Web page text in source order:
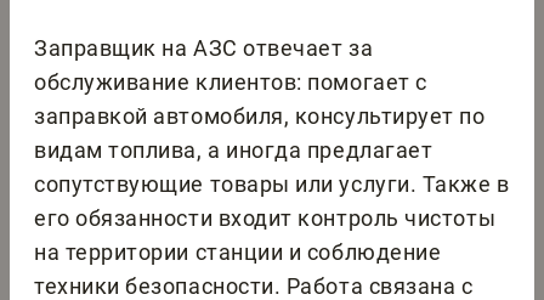
Заправщик на АЗС отвечает за
обслуживание клиентов: помогает с
заправкой автомобиля, консультирует по
видам топлива, а иногда предлагает
сопутствующие товары или услуги. Также в
его обязанности входит контроль чистоты
на территории станции и соблюдение
техники безопасности. Работа связана с